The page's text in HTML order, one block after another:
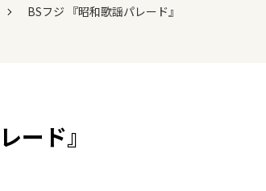
BSフジ 『昭和歌謡パレード』
ード』